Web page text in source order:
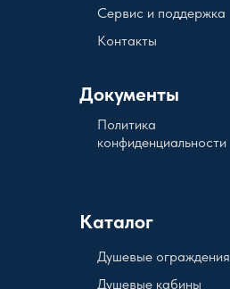
Документы
Политика
конфиденциальности
Сервис и поддержка
Контакты
Каталог
Душевые кабины
Душевые ограждения